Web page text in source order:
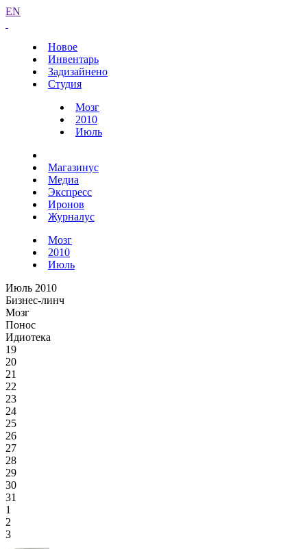
EN
Новое
Инвентарь
Задизайнено
Студия
Мозг
2010
Июль
Магазинус
Медиа
Экспресс
Иронов
Журналус
Мозг
2010
Июль
Июль 2010
Бизнес-линч
Мозг
Понос
Идиотека
19
20
21
22
23
24
25
26
27
28
29
30
31
1
2
3